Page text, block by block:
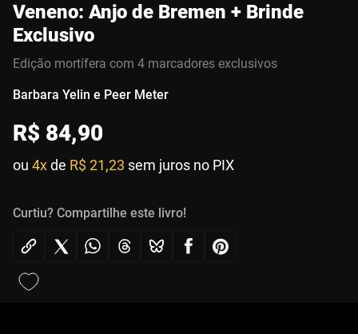
Veneno: Anjo de Bremen + Brinde
Exclusivo
Edição mortífera com 4 marcadores exclusivos
Barbara Yelin e Peer Meter
R$ 84,90
ou 4xde R$ 21,23 sem juros no PIX
Curtiu? Compartilhe este livro!